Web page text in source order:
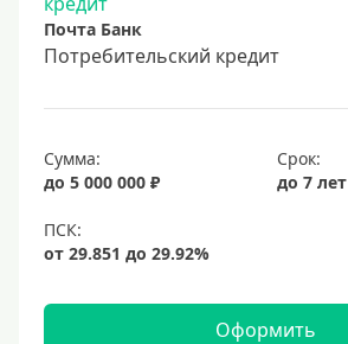
Почта Банк
Потребительский кредит
Сумма:
до 5 000 000 ₽
Срок:
до 7 лет
Оформить